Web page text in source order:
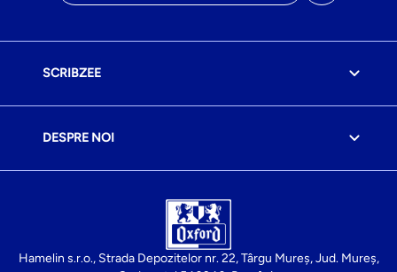
SCRIBZEE
DESPRE NOI
Hamelin s.r.o., Strada Depozitelor nr. 22, Târgu Mureș, Jud. Mureș,